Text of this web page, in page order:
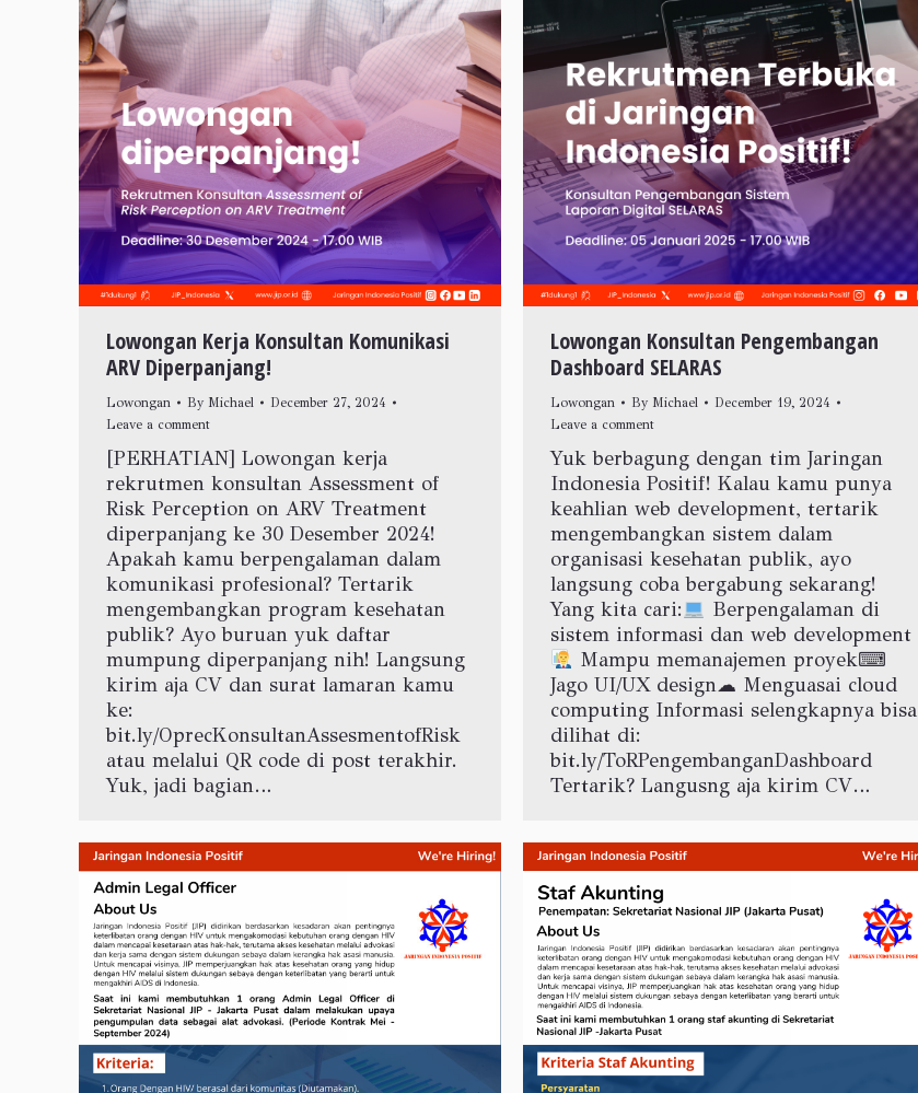
Lowongan Kerja Konsultan Komunikasi
ARV Diperpanjang!
Lowongan By Michael
December 27, 2024
Leave a comment
[PERHATIAN] Lowongan kerja
rekrutmen konsultan Assessment of
Risk Perception on ARV Treatment
diperpanjang ke 30 Desember 2024!
Apakah kamu berpengalaman dalam
komunikasi profesional? Tertarik
mengembangkan program kesehatan
publik? Ayo buruan yuk daftar
mumpung diperpanjang nih! Langsung
kirim aja CV dan surat lamaran kamu
ke:
bit.ly/OprecKonsultanAssesmentofRisk
atau melalui QR code di post terakhir.
Yuk, jadi bagian…
Lowongan Konsultan Pengembangan
Dashboard SELARAS
Lowongan By Michael
December 19, 2024
Leave a comment
Yuk berbagung dengan tim Jaringan
Indonesia Positif! Kalau kamu punya
keahlian web development, tertarik
mengembangkan sistem dalam
organisasi kesehatan publik, ayo
langsung coba bergabung sekarang!
Yang kita cari:
Berpengalaman di
sistem informasi dan web development
Mampu memanajemen proyek⌨
Jago UI/UX design☁ Menguasai cloud
computing Informasi selengkapnya bisa
dilihat di:
bit.ly/ToRPengembanganDashboard
Tertarik? Langusng aja kirim CV…